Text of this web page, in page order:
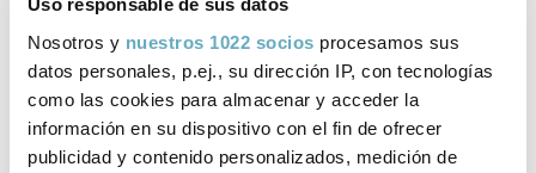
Uso responsable de sus datos
Nosotros y nuestros 1022 socios procesamos sus
datos personales, p.ej., su dirección IP, con tecnologías
como las cookies para almacenar y acceder la
información en su dispositivo con el fin de ofrecer
publicidad y contenido personalizados, medición de